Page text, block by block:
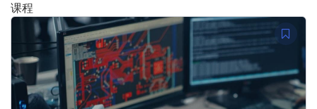
课程